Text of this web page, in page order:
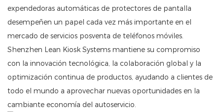
expendedoras automáticas de protectores de pantalla
desempeñen un papel cada vez más importante en el
mercado de servicios posventa de teléfonos móviles.
Shenzhen Lean Kiosk Systems mantiene su compromiso
con la innovación tecnológica, la colaboración global y la
optimización continua de productos, ayudando a clientes de
todo el mundo a aprovechar nuevas oportunidades en la
cambiante economía del autoservicio.